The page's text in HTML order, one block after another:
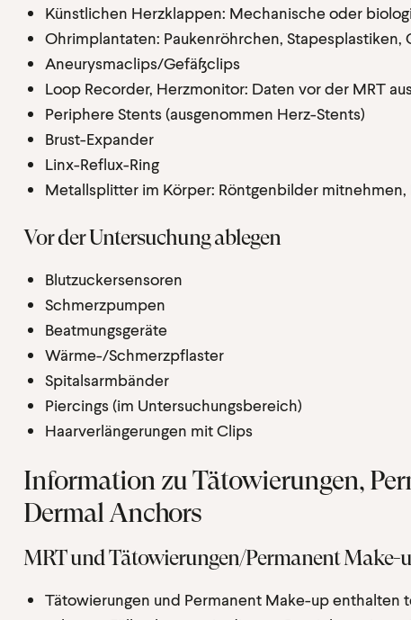
Künstlichen Herzklappen: Mechanische oder
Ohrimplantaten: Paukenröhrchen, Stapesplastiken,
Aneurysmaclips/Gefäßclips
Loop Recorder, Herzmonitor: Daten vor der MRT
Periphere Stents (ausgenommen Herz-Stents)
Brust-Expander
Linx-Reflux-Ring
Metallsplitter im Körper: Röntgenbilder
Vor der Untersuchung ablegen
Blutzuckersensoren
Schmerzpumpen
Beatmungsgeräte
Wärme-/Schmerzpflaster
Spitalsarmbänder
Piercings (im Untersuchungsbereich)
Haarverlängerungen mit Clips
Information zu Tätowierungen,
Dermal Anchors
MRT und Tätowierungen/Permanent Make-
Tätowierungen und Permanent Make-up enthalten